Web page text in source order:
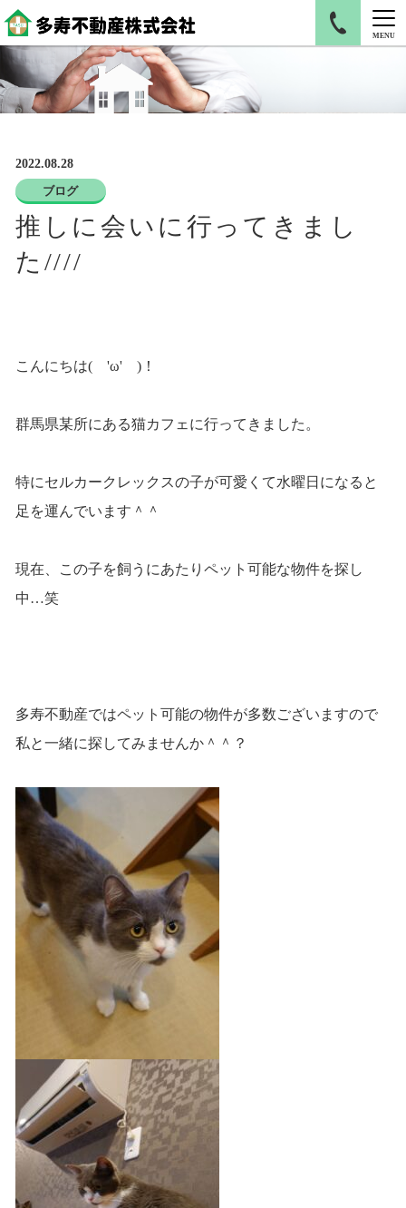
MENU
2022.08.28
ブログ
推しに会いに行ってきまし
た////
こんにちは( 'ω' )！
群馬県某所にある猫カフェに行ってきました。
特にセルカークレックスの子が可愛くて水曜日になると
足を運んでいます＾＾
現在、この子を飼うにあたりペット可能な物件を探し
中…笑
多寿不動産ではペット可能の物件が多数ございますので
私と一緒に探してみませんか＾＾？